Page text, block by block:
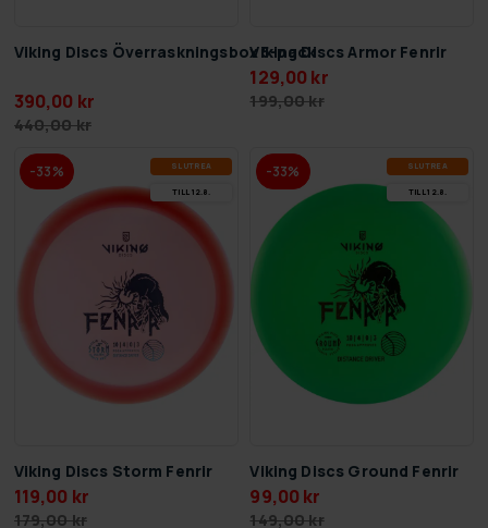
Viking Discs Överraskningsbox 5-pack
390,00 kr
440,00 kr
Viking Discs Armor Fenrir
129,00 kr
199,00 kr
-33% SLUT­REA
TILL 12.8.
Viking Discs Storm Fenrir
119,00 kr
179,00 kr
-33% SLUT­REA
TILL 12.8.
Viking Discs Ground Fenrir
99,00 kr
149,00 kr